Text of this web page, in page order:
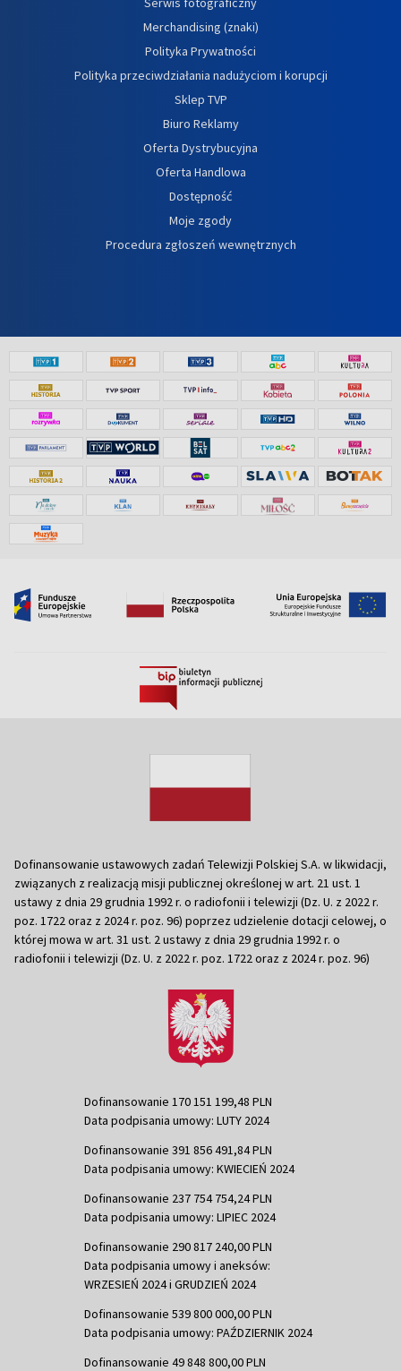
Merchandising (znaki)
Polityka Prywatności
Polityka przeciwdziałania nadużyciom i korupcji
Sklep TVP
Biuro Reklamy
Oferta Dystrybucyjna
Oferta Handlowa
Dostępność
Moje zgody
Procedura zgłoszeń wewnętrznych
Dofinansowanie ustawowych zadań Telewizji Polskiej S.A. w likwidacji,
związanych z realizacją misji publicznej określonej w art. 21 ust. 1
ustawy z dnia 29 grudnia 1992 r. o radiofonii i telewizji (Dz. U. z 2022 r.
poz. 1722 oraz z 2024 r. poz. 96) poprzez udzielenie dotacji celowej, o
której mowa w art. 31 ust. 2 ustawy z dnia 29 grudnia 1992 r. o
radiofonii i telewizji (Dz. U. z 2022 r. poz. 1722 oraz z 2024 r. poz. 96)
Dofinansowanie 170 151 199,48 PLN
Data podpisania umowy: LUTY 2024
Dofinansowanie 391 856 491,84 PLN
Data podpisania umowy: KWIECIEŃ 2024
Dofinansowanie 237 754 754,24 PLN
Data podpisania umowy: LIPIEC 2024
Dofinansowanie 290 817 240,00 PLN
Data podpisania umowy i aneksów:
WRZESIEŃ 2024 i GRUDZIEŃ 2024
Dofinansowanie 539 800 000,00 PLN
Data podpisania umowy: PAŹDZIERNIK 2024
Dofinansowanie 49 848 800,00 PLN